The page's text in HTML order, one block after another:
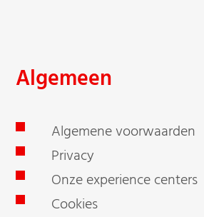
Algemeen
Algemene voorwaarden
Privacy
Onze experience centers
Cookies